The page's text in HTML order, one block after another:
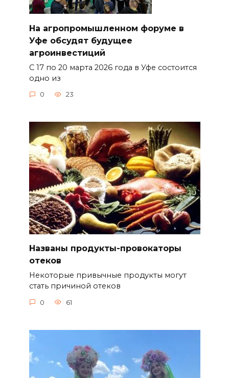
На агропромышленном форуме в
Уфе обсудят будущее
агроинвестиций
С 17 по 20 марта 2026 года в Уфе состоится
одно из
0 23
Названы продукты-провокаторы
отеков
Некоторые привычные продукты могут
стать причиной отеков
0 61